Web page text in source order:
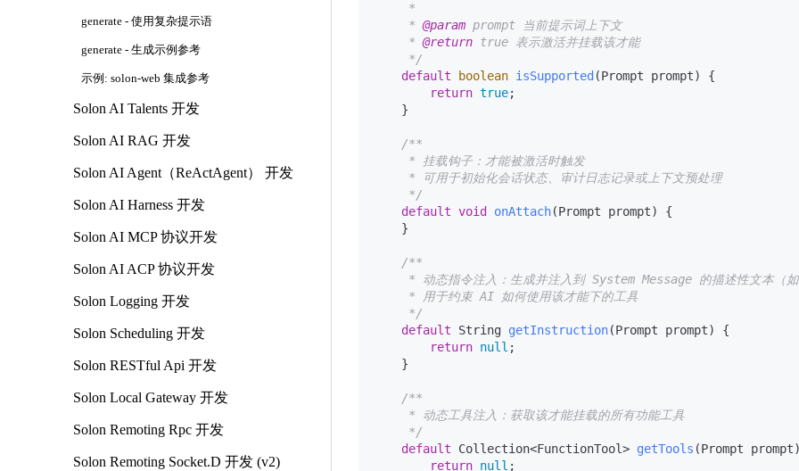
generate - 使用复杂提示语
generate - 生成示例参考
示例: solon-web 集成参考
Solon AI Talents 开发
Solon AI RAG 开发
Solon AI Agent（ReActAgent） 开发
Solon AI Harness 开发
Solon AI MCP 协议开发
Solon AI ACP 协议开发
Solon Logging 开发
Solon Scheduling 开发
Solon RESTful Api 开发
Solon Local Gateway 开发
Solon Remoting Rpc 开发
Solon Remoting Socket.D 开发 (v2)
     *
     *
@param prompt 当前提示词上下文
     *
@return true 表示激活并挂载该才能
     */
default
boolean isSupported (Prompt prompt)
{
return true;
    }
/**
     * 挂载钩子：才能被激活时触发
     * 可用于初始化会话状态、审计日志记录或上下文预处理
     */
default void onAttach(Prompt prompt)
{
    }
/**
* 动态指令注入：生成并注入到 System Message 的描述性文本（
     * 用于约束 AI 如何使用该才能下的工具
     */
default String getInstruction(Prompt prompt)
{
return null ;
    }
/**
     * 动态工具注入：获取该才能挂载的所有功能工具
     */
default Collection<FunctionTool> getTools (Prompt
return null ;